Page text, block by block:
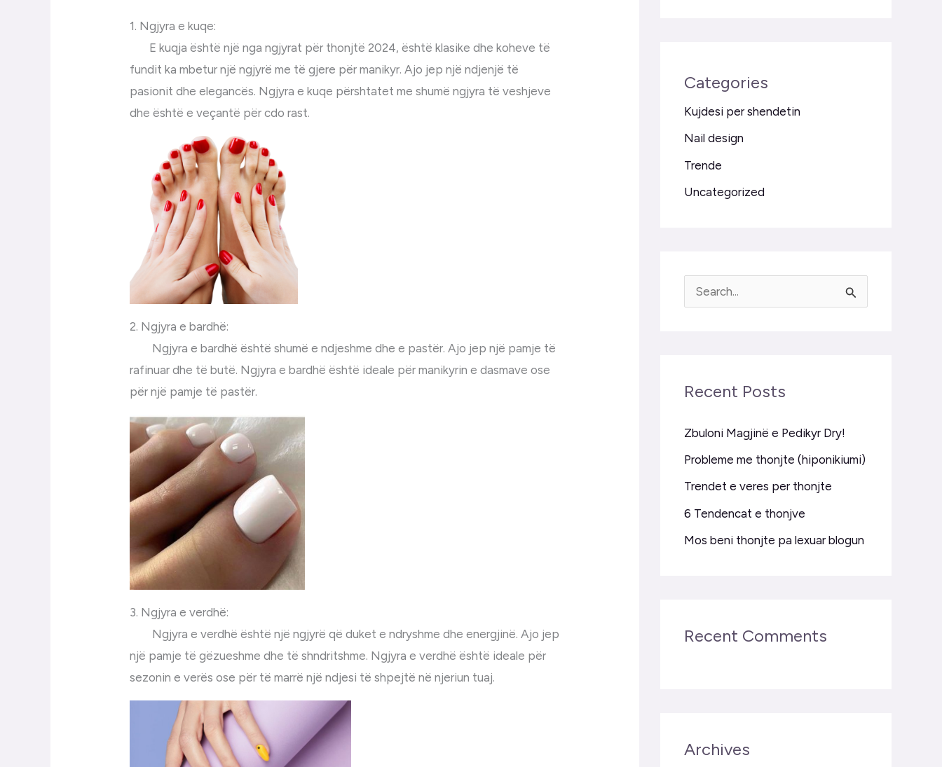
1. Ngjyra e kuqe:
E kuqja është një nga ngjyrat për thonjtë 2024, është klasike dhe koheve të
fundit ka mbetur një ngjyrë me të gjere për manikyr. Ajo jep një ndjenjë të
pasionit dhe elegancës. Ngjyra e kuqe përshtatet me shumë ngjyra të veshjeve
dhe është e veçantë për cdo rast.
2. Ngjyra e bardhë:
Ngjyra e bardhë është shumë e ndjeshme dhe e pastër. Ajo jep një pamje të
rafinuar dhe të butë. Ngjyra e bardhë është ideale për manikyrin e dasmave ose
për një pamje të pastër.
3. Ngjyra e verdhë:
Ngjyra e verdhë është një ngjyrë që duket e ndryshme dhe energjinë. Ajo jep
një pamje të gëzueshme dhe të shndritshme. Ngjyra e verdhë është ideale për
sezonin e verës ose për të marrë një ndjesi të shpejtë në njeriun tuaj.
Categories
Kujdesi per shendetin
Nail design
Trende
Uncategorized
c
f
o
r
:
Recent Posts
Zbuloni Magjinë e Pedikyr Dry!
Probleme me thonjte (hiponikiumi)
Trendet e veres per thonjte
6 Tendencat e thonjve
Mos beni thonjte pa lexuar blogun
Recent Comments
Archives